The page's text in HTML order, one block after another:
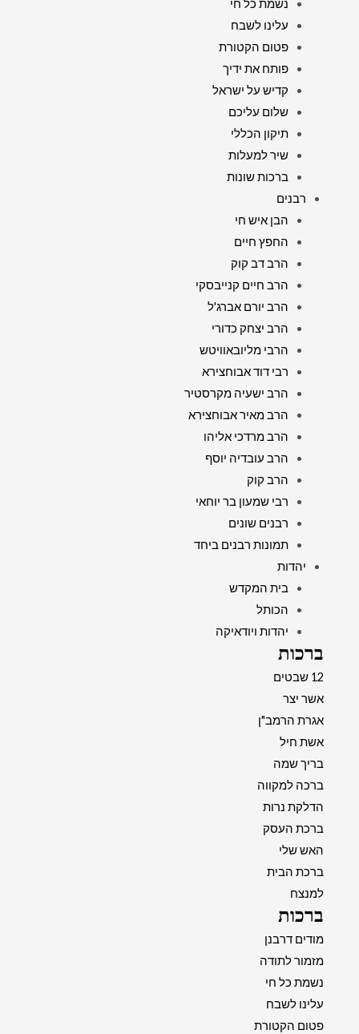
נשמת כל חי
עלינו לשבח
פטום הקטורת
פותח את ידיך
קדיש על ישראל
שלום עליכם
תיקון הכללי
שיר למעלות
ברכות שונות
רבנים
הבן איש חי
החפץ חיים
הרב דב קוק
הרב חיים קנייבסקי
הרב יורם אברג'ל
הרב יצחק כדורי
הרבי מליובאוויטש
רבי דוד אבוחצירא
הרב ישעיה מקרסטיר
הרב מאיר אבוחצירא
הרב מרדכי אליהו
הרב עובדיה יוסף
הרב קוק
רבי שמעון בר יוחאי
רבנים שונים
תמונות רבנים ביחד
יהדות
בית המקדש
הכותל
יהדות ויודאיקה
ברכות
12 שבטים
אשר יצר
אגרת הרמב"ן
אשת חיל
בריך שמה
ברכה למקווה
הדלקת נרות
ברכת העסק
האש שלי
ברכת הבית
למנצח
ברכות
מודים דרבנן
מזמור לתודה
נשמת כל חי
עלינו לשבח
פטום הקטורת